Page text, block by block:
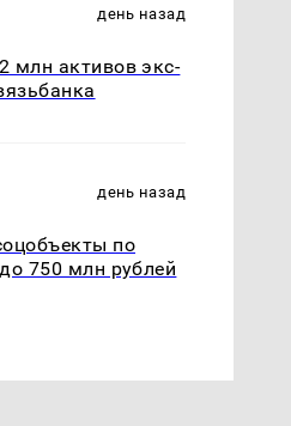
день назад
млн активов экс-
день назад
по
750 млн рублей